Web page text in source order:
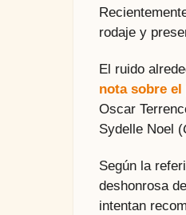
rodaje y
El ruido
nota sobre
Oscar
Sydelle Noel (
Según la
deshonrosa
intentan